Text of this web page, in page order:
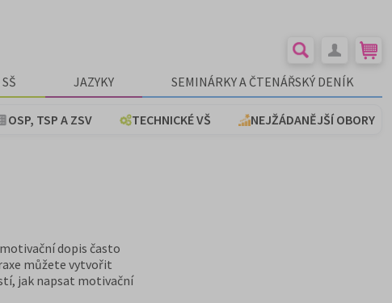
JAZYKY SEMINÁRKY A ČTENÁŘSKÝ DENÍK
OSP, TSP A ZSV TECHNICKÉ VŠ NEJŽÁDANĚJŠÍ OBORY
dopis často
můžete vytvořit
jak napsat motivační